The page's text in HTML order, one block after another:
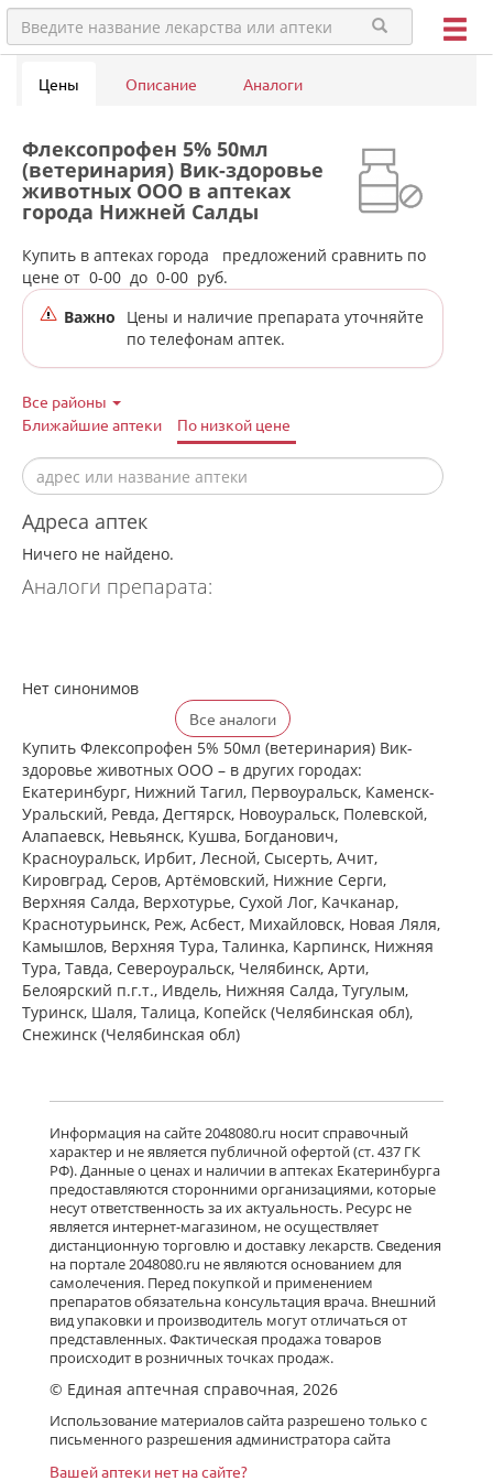
Цены Описание Аналоги
Флексопрофен 5% 50мл
(ветеринария) Вик-здоровье
животных ООО в аптеках
города Нижней Салды
Купить в аптеках города
предложений сравнить по
цене от 0-00 до 0-00 руб.
Важно
Цены и наличие препарата уточняйте
по телефонам аптек.
Все районы
Ближайшие аптеки
По низкой цене
Адреса аптек
Ничего не найдено.
Аналоги препарата:
Нет синонимов
Все аналоги
Купить Флексопрофен 5% 50мл (ветеринария) Вик-
здоровье животных ООО – в других городах:
Екатеринбург, Нижний Тагил, Первоуральск, Каменск-
Уральский, Ревда, Дегтярск, Новоуральск, Полевской,
Алапаевск, Невьянск, Кушва, Богданович,
Красноуральск, Ирбит, Лесной, Сысерть, Ачит,
Кировград, Серов, Артёмовский, Нижние Cерги,
Верхняя Салда, Верхотурье, Сухой Лог, Качканар,
Краснотурьинск, Реж, Асбест, Михайловск, Новая Ляля,
Камышлов, Верхняя Тура, Талинка, Карпинск, Нижняя
Тура, Тавда, Североуральск, Челябинск, Арти,
Белоярский п.г.т., Ивдель, Нижняя Салда, Тугулым,
Туринск, Шаля, Талица, Копейск (Челябинская обл),
Снежинск (Челябинская обл)
Информация на сайте 2048080.ru носит справочный
характер и не является публичной офертой (ст. 437 ГК
РФ). Данные о ценах и наличии в аптеках Екатеринбурга
предоставляются сторонними организациями, которые
несут ответственность за их актуальность. Ресурс не
является интернет-магазином, не осуществляет
дистанционную торговлю и доставку лекарств. Сведения
на портале 2048080.ru не являются основанием для
самолечения. Перед покупкой и применением
препаратов обязательна консультация врача. Внешний
вид упаковки и производитель могут отличаться от
представленных. Фактическая продажа товаров
происходит в розничных точках продаж.
© Единая аптечная справочная, 2026
Использование материалов сайта разрешено только с
письменного разрешения администратора сайта
Вашей аптеки нет на сайте?